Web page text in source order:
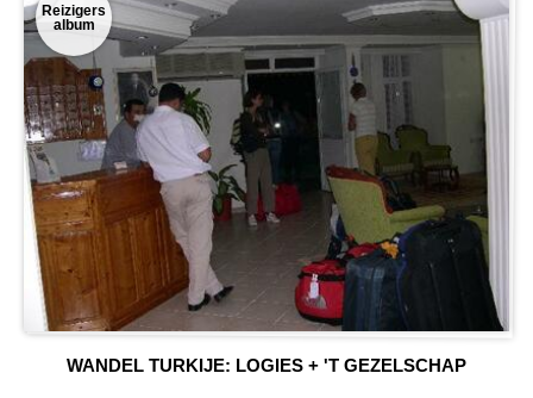
Reizigers
album
WANDEL TURKIJE: LOGIES + 'T GEZELSCHAP